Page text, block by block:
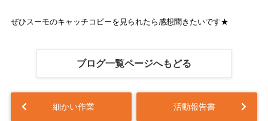
ぜひスーモのキャッチコピーを見られたら感想聞きたいです★
ブログ一覧ページへもどる
細かい作業 活動報告書